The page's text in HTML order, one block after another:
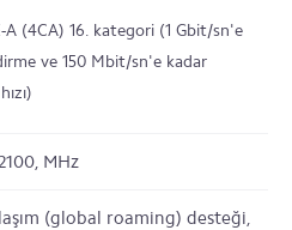
A (4CA) 16. kategori (1 Gbit/sn'e
ve 150 Mbit/sn'e kadar
MHz
(global roaming) desteği,